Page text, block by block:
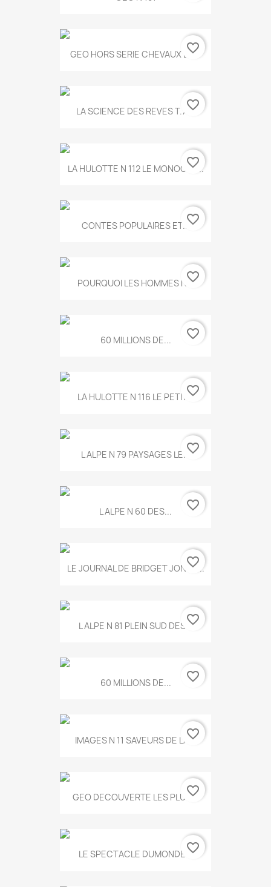
GEO HORS SERIE CHEVAUX ET...
favorite_border
LA SCIENCE DES REVES T.787
favorite_border
LA HULOTTE N 112 LE MONOCLE...
favorite_border
CONTES POPULAIRES ET...favorite_border
POURQUOI LES HOMMES N...favorite_border
60 MILLIONS DE... favorite_border
LA HULOTTE N 116 LE PETIT...favorite_border
L ALPE N 79 PAYSAGES LE...favorite_border
L ALPE N 60 DES... favorite_border
LE JOURNAL DE BRIDGET JONES...
favorite_border
L ALPE N 81 PLEIN SUD DES...favorite_border
60 MILLIONS DE... favorite_border
IMAGES N 11 SAVEURS DE LA...
favorite_border
GEO DECOUVERTE LES PLUS...
favorite_border
LE SPECTACLE DUMONDE...favorite_border